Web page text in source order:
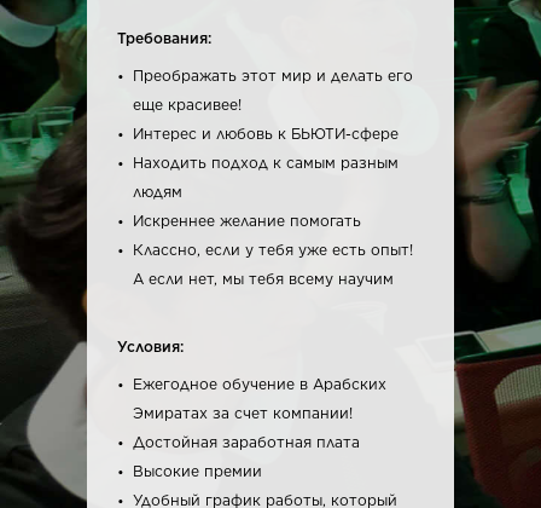
Требования:
Преображать этот мир и делать его
еще красивее!
Интерес и любовь к БЬЮТИ-сфере
Находить подход к самым разным
людям
Искреннее желание помогать
Классно, если у тебя уже есть опыт!
А если нет, мы тебя всему научим
Условия:
Ежегодное обучение в Арабских
Эмиратах за счет компании!
Достойная заработная плата
Высокие премии
Удобный график работы, который